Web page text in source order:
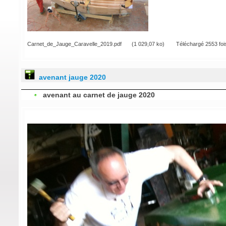
Carnet_de_Jauge_Caravelle_2019.pdf (1 029,07 ko) Téléchargé 2553
avenant jauge 2020
avenant au carnet de jauge 2020